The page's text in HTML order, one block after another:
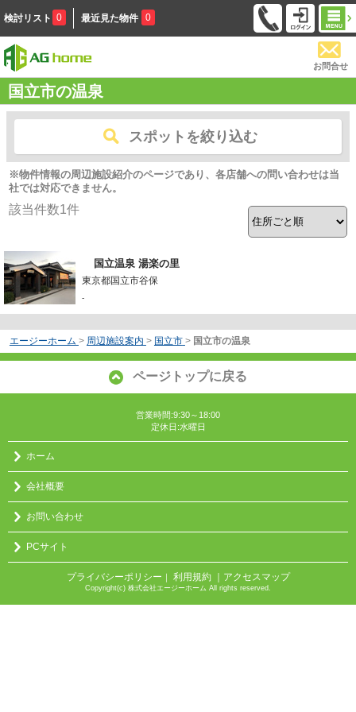
検討リスト 0 最近見た物件 0
お問合せ
国立市の温泉
スポットを絞り込む
※物件情報の周辺施設紹介のページであり、各店舗への問い合わせは当
社では対応できません。
該当件数1件
国立温泉 湯楽の里
東京都国立市谷保
-
エージーホーム > 周辺施設案内 > 国立市 > 国立市の温泉
ページトップに戻る
営業時間:9:30～18:00
定休日:水曜日
ホーム
会社概要
お問い合わせ
PCサイト
プライバシーポリシー ｜ 利用規約 ｜アクセスマップ
Copyright(c) 株式会社エージーホーム All rights reserved.